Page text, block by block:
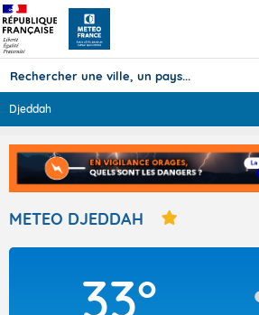
Prévisions
TOUS LES RÉSULTATS
Articles
Djeddah
METEO DJEDDAH
33°